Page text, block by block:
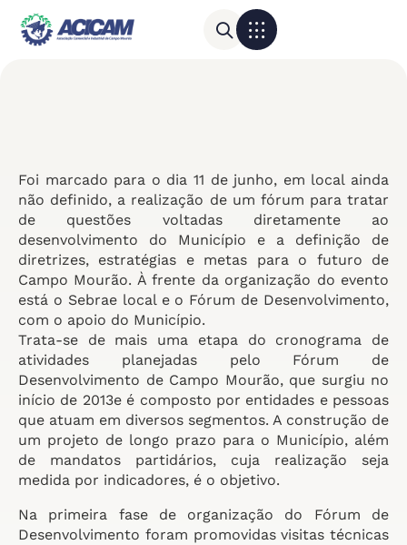
Foi marcado para o dia 11 de junho, em local ainda
não definido, a realização de um fórum para tratar
de questões voltadas diretamente ao
desenvolvimento do Município e a definição de
diretrizes, estratégias e metas para o futuro de
Campo Mourão. À frente da organização do evento
está o Sebrae local e o Fórum de Desenvolvimento,
com o apoio do Município.
Trata-se de mais uma etapa do cronograma de
atividades planejadas pelo Fórum de
Desenvolvimento de Campo Mourão, que surgiu no
início de 2013e é composto por entidades e pessoas
que atuam em diversos segmentos. A construção de
um projeto de longo prazo para o Município, além
de mandatos partidários, cuja realização seja
medida por indicadores, é o objetivo.
Na primeira fase de organização do Fórum de
Desenvolvimento foram promovidas visitas técnicas